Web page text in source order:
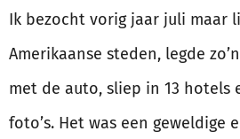
Ik bezocht vorig jaar juli maar
Amerikaanse steden, legde
met de auto, sliep in 13 hotels
foto’s. Het was een geweldige